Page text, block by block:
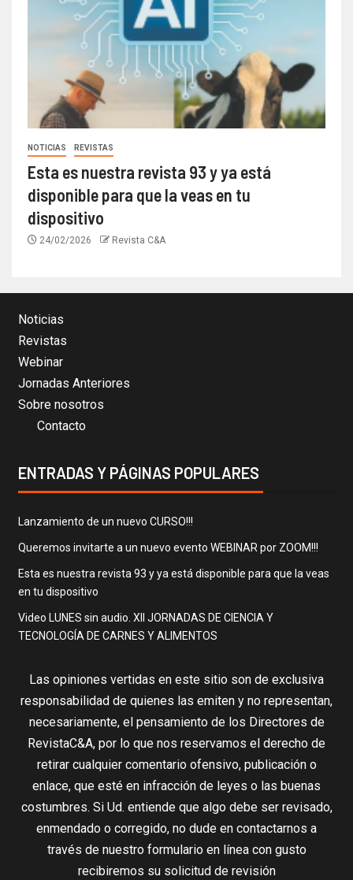
NOTICIAS REVISTAS
Esta es nuestra revista 93 y ya está
disponible para que la veas en tu
dispositivo
24/02/2026 Revista C&A
Noticias
Revistas
Webinar
Jornadas Anteriores
Sobre nosotros
Contacto
ENTRADAS Y PÁGINAS POPULARES
Lanzamiento de un nuevo CURSO!!!
Queremos invitarte a un nuevo evento WEBINAR por ZOOM!!!
Esta es nuestra revista 93 y ya está disponible para que la veas
en tu dispositivo
Video LUNES sin audio. XII JORNADAS DE CIENCIA Y
TECNOLOGÍA DE CARNES Y ALIMENTOS
Las opiniones vertidas en este sitio son de exclusiva
responsabilidad de quienes las emiten y no representan,
necesariamente, el pensamiento de los Directores de
RevistaC&A, por lo que nos reservamos el derecho de
retirar cualquier comentario ofensivo, publicación o
enlace, que esté en infracción de leyes o las buenas
costumbres. Si Ud. entiende que algo debe ser revisado,
enmendado o corregido, no dude en contactarnos a
través de nuestro formulario en línea con gusto
recibiremos su solicitud de revisión